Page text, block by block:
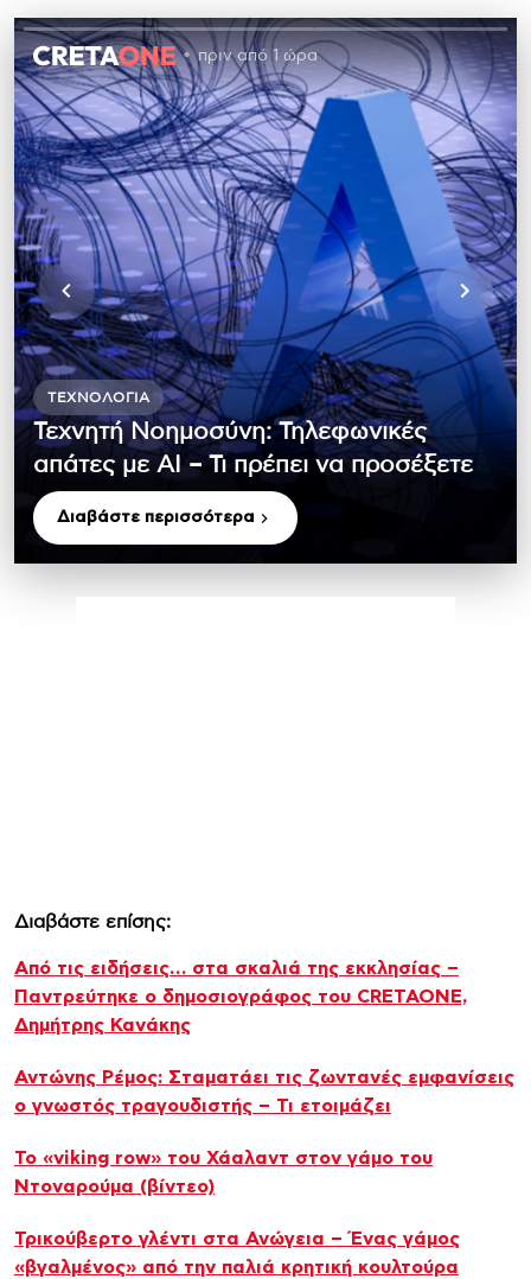
πριν από 1 ώρα
ΤΕΧΝΟΛΟΓΊΑ
Τεχνητή Νοημοσύνη: Τηλεφωνικές
απάτες με ΑΙ – Τι πρέπει να προσέξετε
Διαβάστε περισσότερα
Διαβάστε επίσης:
Από τις ειδήσεις… στα σκαλιά της εκκλησίας –
Παντρεύτηκε ο δημοσιογράφος του CRETAONE,
Δημήτρης Κανάκης
Αντώνης Ρέμος: Σταματάει τις ζωντανές εμφανίσεις
ο γνωστός τραγουδιστής – Τι ετοιμάζει
Το «viking row» του Χάαλαντ στον γάμο του
Ντοναρούμα (βίντεο)
Τρικούβερτο γλέντι στα Ανώγεια – Ένας γάμος
«βγαλμένος» από την παλιά κρητική κουλτούρα